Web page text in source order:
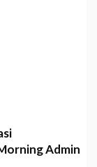
Admin